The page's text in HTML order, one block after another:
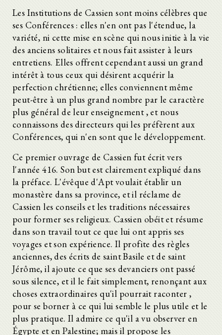
Les Institutions de Cassien sont moins célèbres que
ses Conférences : elles n'en ont pas l'étendue, la
variété, ni cette mise en scène qui nous initie à la vie
des anciens solitaires et nous fait assister à leurs
entretiens. Elles offrent cependant aussi un grand
intérêt à tous ceux qui désirent acquérir la
perfection chrétienne; elles conviennent même
peut-être à un plus grand nombre par le caractère
plus général de leur enseignement , et nous
connaissons des directeurs qui les préfèrent aux
Conférences, qui n'en sont que le développement.
Ce premier ouvrage de Cassien fut écrit vers
l'année 416. Son but est clairement expliqué dans
la préface. L'évêque d'Apt voulait établir un
monastère dans sa province, et il réclame de
Cassien les conseils et les traditions nécessaires
pour former ses religieux. Cassien obéit et résume
dans son travail tout ce que lui ont appris ses
voyages et son expérience. Il profite des règles
anciennes, des écrits de saint Basile et de saint
Jérôme, il ajoute ce que ses devanciers ont passé
sous silence, et il le fait simplement, renonçant aux
choses extraordinaires qu'il pourrait raconter ,
pour se borner à ce qui lui semble le plus utile et le
plus pratique. Il admire ce qu'il a vu observer en
Égypte et en Palestine; mais il propose les